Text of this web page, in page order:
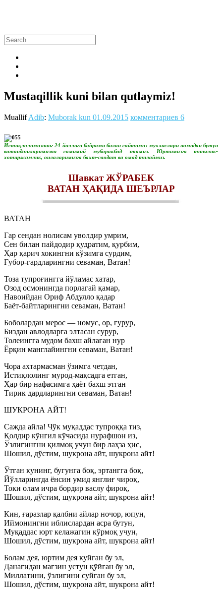
Mustaqillik kuni bilan qutlaymiz!
MuallifAdib: Muborak kun 01.09.2015 комментариев 6
Истиқлолимизнинг 24 йиллиги байрами билан сайтимиз мухлислари номидан бутун
ватандошларимизни самимий муборакбод этамиз. Юртимизга тинчлик-
хотиржамлик, оилаларимизга бахт-саодат ва омад тилаймиз.
Шавкат ЖЎРАБЕК
ВАТАН ҲАҚИДА ШЕЪРЛАР
ВАТАН
Гар сендан нолисам уволдир умрим,
Сен билан пайдодир қудратим, қурбим,
Ҳар қарич хокингни кўзимга сурдим,
Ғубор-гардларингни севаман, Ватан!
Тоза тупроғингга йўламас хатар,
Озод осмонингда порлагай қамар,
Навоийдан Ориф Абдулло қадар
Баёт-байтларингни севаман, Ватан!
Боболардан мерос — номус, ор, ғурур,
Биздан авлодларга элтасан сурур,
Толеингга мудом бахш айлаган нур
Ёрқин манглайингни севаман, Ватан!
Чора ахтармасман ўзимга четдан,
Истиқлолинг мурод-мақсадга етган,
Ҳар бир нафасимга ҳаёт бахш этган
Тирик дардларингни севаман, Ватан!
ШУКРОНА АЙТ!
Сажда айла! Чўк муқаддас тупроққа тиз,
Қолдир кўнгил кўчасида нурафшон из,
Ўзлигингни қилмоқ учун бир лаҳза ҳис,
Шошил, дўстим, шукрона айт, шукрона айт!
Ўтган кунинг, бугунга боқ, эртангга боқ,
Йўлларингда ёнсин умид янглиғ чироқ,
Токи олам ичра бордир васлу фироқ,
Шошил, дўстим, шукрона айт, шукрона айт!
Кин, ғаразлар қалбни айлар ночор, юпун,
Иймонингни иблислардан асра бутун,
Муқаддас юрт келажагин кўрмоқ учун,
Шошил, дўстим, шукрона айт, шукрона айт!
Болам дея, юртим дея куйган бу эл,
Данагидан мағзин устун қўйган бу эл,
Миллатини, ўзлигини суйган бу эл,
Шошил, дўстим, шукрона айт, шукрона айт!